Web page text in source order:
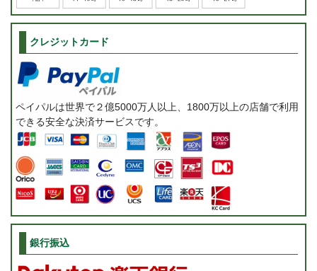
クレジットカード
ペイパルは世界で２億5000万人以上、1800万以上の店舗で利用
できる安全な決済サービスです。
銀行振込